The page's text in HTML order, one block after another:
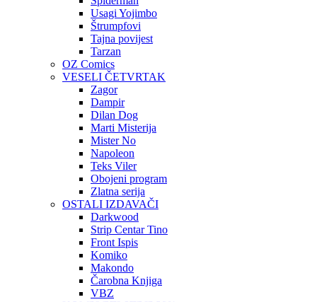
Usagi Yojimbo
Štrumpfovi
Tajna povijest
Tarzan
OZ Comics
VESELI ČETVRTAK
Zagor
Dampir
Dilan Dog
Marti Misterija
Mister No
Napoleon
Teks Viler
Obojeni program
Zlatna serija
OSTALI IZDAVAČI
Darkwood
Strip Centar Tino
Front Ispis
Komiko
Makondo
Čarobna Knjiga
VBZ